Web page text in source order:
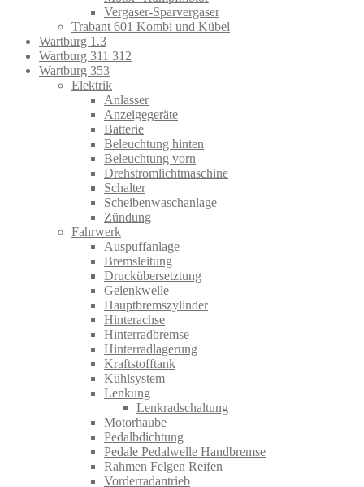
Vergaser-Sparvergaser
Trabant 601 Kombi und Kübel
Wartburg 1.3
Wartburg 311 312
Wartburg 353
Elektrik
Anlasser
Anzeigegeräte
Batterie
Beleuchtung hinten
Beleuchtung vorn
Drehstromlichtmaschine
Schalter
Scheibenwaschanlage
Zündung
Fahrwerk
Auspuffanlage
Bremsleitung
Druckübersetztung
Gelenkwelle
Hauptbremszylinder
Hinterachse
Hinterradbremse
Hinterradlagerung
Kraftstofftank
Kühlsystem
Lenkung
Lenkradschaltung
Motorhaube
Pedalbdichtung
Pedale Pedalwelle Handbremse
Rahmen Felgen Reifen
Vorderradantrieb